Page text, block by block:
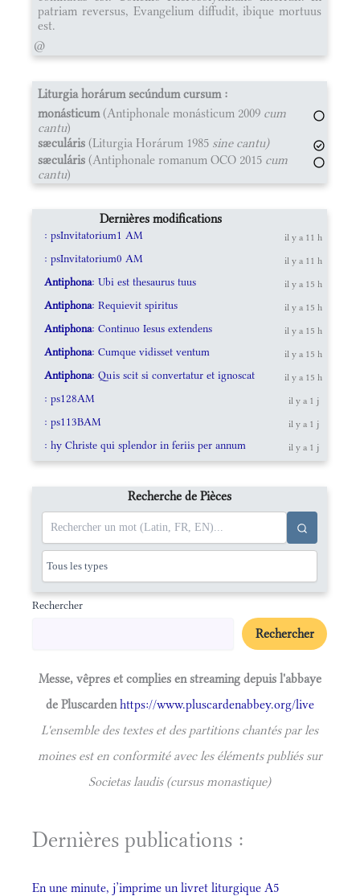
patriam reversus, Evangelium diffudit, ibique mortuus
est.
@
Liturgia horárum secúndum cursum :
monásticum(Antiphonale monásticum 2009 cum
cantu)
sæculáris (Liturgia Horárum 1985 sine cantu)
sæculáris (Antiphonale romanum OCO 2015 cum
cantu)
Dernières modifications
: psInvitatorium1 AM il y a 11 h
: psInvitatorium0 AM il y a 11 h
Antiphona: Ubi est thesaurus tuus il y a 15 h
Antiphona: Requievit spiritus il y a 15 h
Antiphona: Continuo Iesus extendens il y a 15 h
Antiphona: Cumque vidisset ventum il y a 15 h
Antiphona: Quis scit si convertatur et ignoscat il y a 15 h
: ps128AM il y a 1 j
: ps113BAM il y a 1 j
: hy Christe qui splendor in feriis per annum il y a 1 j
Recherche de Pièces
Rechercher
Rechercher
Messe, vêpres et complies en streaming depuis l'abbaye
de Pluscardenhttps://www.pluscardenabbey.org/live
L'ensemble des textes et des partitions chantés par les
moines est en conformité avec les éléments publiés sur
Societas laudis (cursus monastique)
Dernières publications :
En une minute, j’imprime un livret liturgique A5